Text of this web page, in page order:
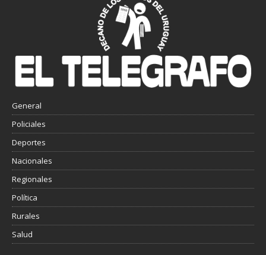
General
Policiales
Deportes
Nacionales
Regionales
Política
Rurales
Salud